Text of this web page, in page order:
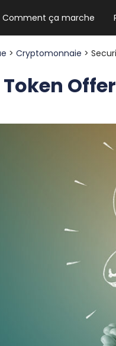
Comment ça marche
>Cryptomonnaie >